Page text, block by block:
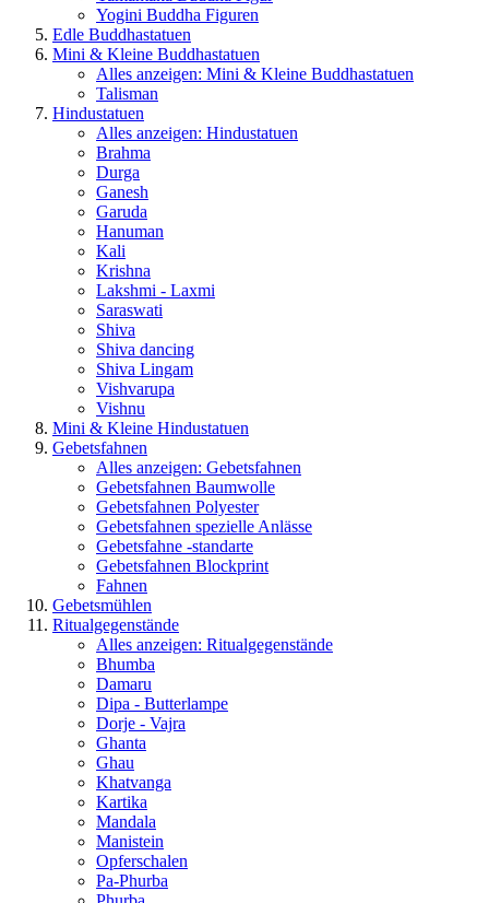
Yogini Buddha Figuren
Edle Buddhastatuen
Mini & Kleine Buddhastatuen
Alles anzeigen: Mini & Kleine Buddhastatuen
Talisman
Hindustatuen
Alles anzeigen: Hindustatuen
Brahma
Durga
Ganesh
Garuda
Hanuman
Kali
Krishna
Lakshmi - Laxmi
Saraswati
Shiva
Shiva dancing
Shiva Lingam
Vishvarupa
Vishnu
Mini & Kleine Hindustatuen
Gebetsfahnen
Alles anzeigen: Gebetsfahnen
Gebetsfahnen Baumwolle
Gebetsfahnen Polyester
Gebetsfahnen spezielle Anlässe
Gebetsfahne -standarte
Gebetsfahnen Blockprint
Fahnen
Gebetsmühlen
Ritualgegenstände
Alles anzeigen: Ritualgegenstände
Bhumba
Damaru
Dipa - Butterlampe
Dorje - Vajra
Ghanta
Ghau
Khatvanga
Kartika
Mandala
Manistein
Opferschalen
Pa-Phurba